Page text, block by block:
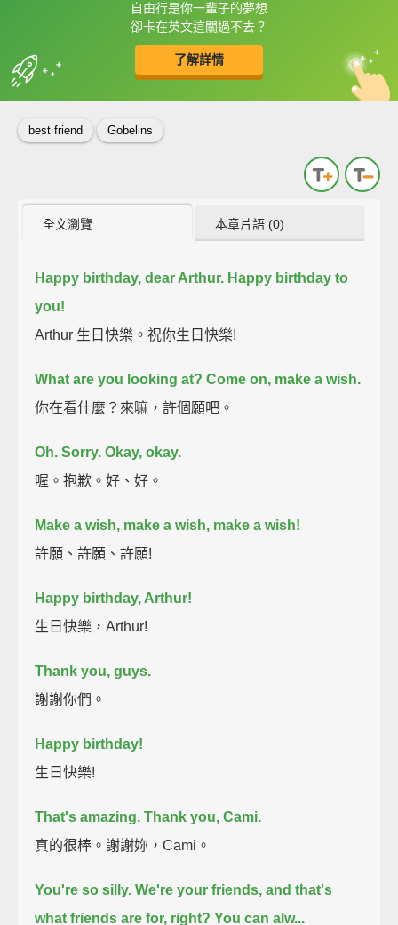
自由行是你一輩子的夢想
卻卡在英文這關過不去？
了解詳情
框選或點兩下字幕可以直接查字典喔！
收錄佳句 中
英
best friend Gobelins
全文瀏覽 本章片語 (0)
Happy birthday, dear Arthur. Happy birthday to
you!
Arthur 生日快樂。祝你生日快樂!
What are you looking at? Come on, make a wish.
你在看什麼？來嘛，許個願吧。
Oh. Sorry. Okay, okay.
喔。抱歉。好、好。
Make a wish, make a wish, make a wish!
許願、許願、許願!
Happy birthday, Arthur!
生日快樂，Arthur!
Thank you, guys.
謝謝你們。
Happy birthday!
生日快樂!
That's amazing. Thank you, Cami.
真的很棒。謝謝妳，Cami。
You're so silly. We're your friends, and that's
what friends are for, right? You can alw...